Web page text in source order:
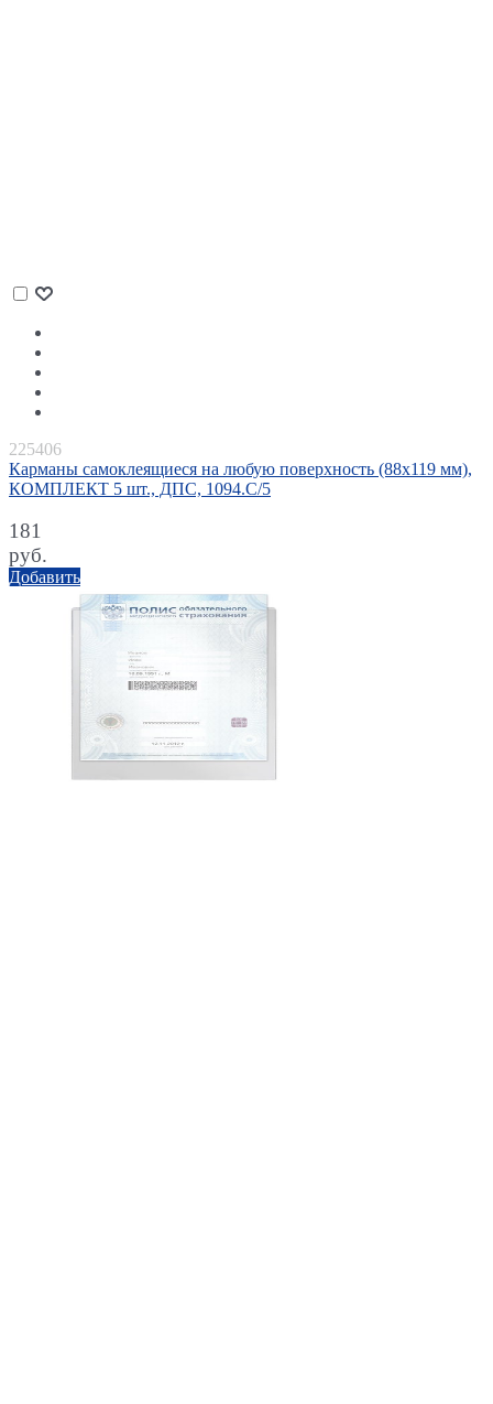
225406
Карманы самоклеящиеся на любую поверхность (88х119 мм),
КОМПЛЕКТ 5 шт., ДПС, 1094.C/5
181
руб.
Добавить